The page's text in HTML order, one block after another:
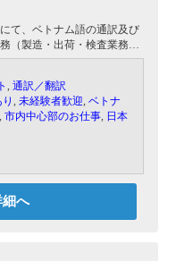
て、ベトナム語の通訳及び
（製造・出荷・検査業務な
, 通訳／翻訳
, 未経験者歓迎, ベトナ
, 市内中心部のお仕事, 日本
細へ